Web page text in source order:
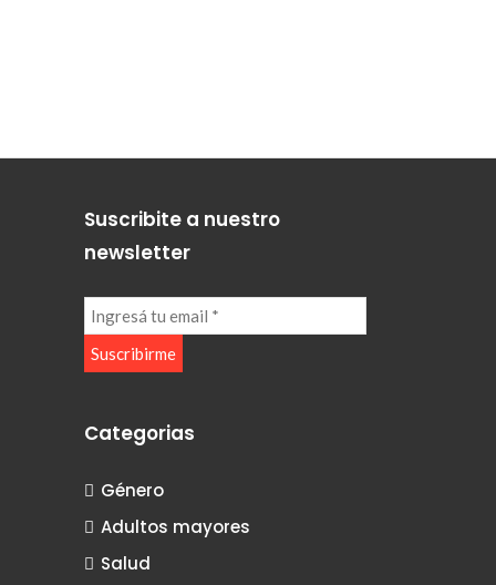
Suscribite a nuestro
newsletter
Categorias
Género
Adultos mayores
Salud